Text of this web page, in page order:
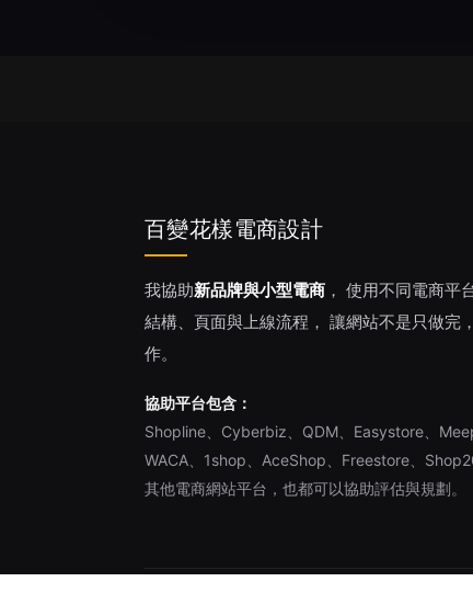
百變花樣電商設計
我協助新品牌與小型電商 ， 使用不同電商平
結構、頁面與上線流程， 讓網站不是只做完
作。
協助平台包含：
Shopline、Cyberbiz、QDM、Easystore、
WACA、1shop、AceShop、Freestore、
其他電商網站平台，也都可以協助評估與規劃。